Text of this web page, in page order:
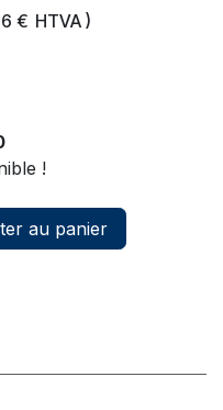
€ HTVA )
!
au panier